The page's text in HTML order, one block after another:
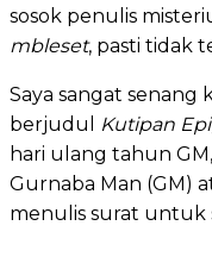
sosok penulis
mbleset, pasti tidak
Saya sangat senang
berjudul
Kutipan
hari ulang tahun
Gurnaba Man (GM)
menulis surat untuk